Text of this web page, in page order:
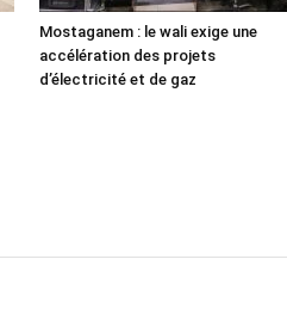
Mostaganem : le wali exige une
accélération des projets
d’électricité et de gaz